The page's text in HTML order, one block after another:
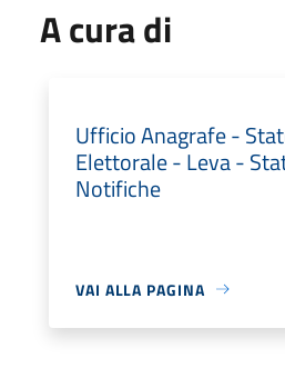
A cura di
Ufficio Anagrafe -
Elettorale - Leva -
Notifiche
VAI ALLA PAGINA